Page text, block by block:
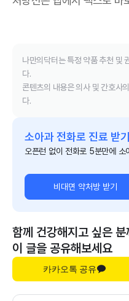
나만의닥터는 특정 약품 추천 및
다.
콘텐츠의 내용은 의사 및 간호사
다.
소아과 전화로 진료 받기
오픈런 없이 전화로 5분만에 소
비대면 약처방 받기
함께 건강해지고 싶은 분
이 글을 공유해보세요
카카오톡 공유